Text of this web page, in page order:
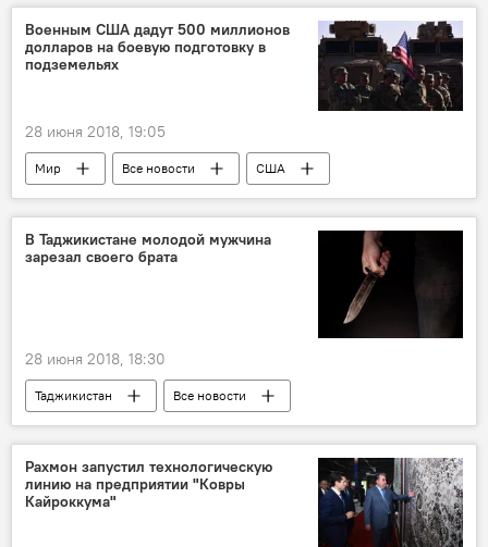
Военным США дадут 500 миллионов
долларов на боевую подготовку в
подземельях
28 июня 2018, 19:05
Мир Все новости
США
Армия и вооружение
В Таджикистане молодой мужчина
зарезал своего брата
28 июня 2018, 18:30
Таджикистан
Все новости
Происшествия, ЧП, криминал
МВД Таджикистана
убийство
Рахмон запустил технологическую
линию на предприятии "Ковры
Кайроккума"